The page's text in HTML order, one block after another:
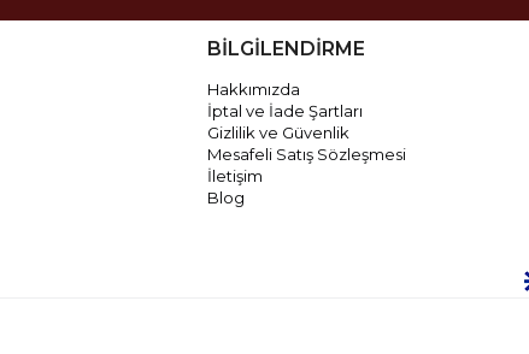
BİLGİLENDİRME
Hakkımızda
İptal ve İade Şartları
Gizlilik ve Güvenlik
Mesafeli Satış Sözleşmesi
İletişim
Blog